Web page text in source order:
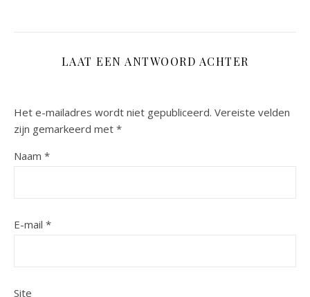
LAAT EEN ANTWOORD ACHTER
Het e-mailadres wordt niet gepubliceerd. Vereiste velden
zijn gemarkeerd met *
Naam *
E-mail *
Site